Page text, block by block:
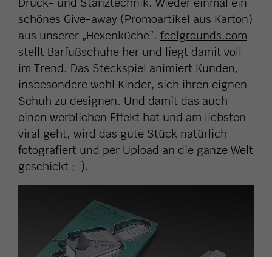
Druck- und Stanztechnik. Wieder einmal ein
schönes Give-away (Promoartikel aus Karton)
aus unserer „Hexenküche”. feelgrounds.com
stellt Barfußschuhe her und liegt damit voll
im Trend. Das Steckspiel animiert Kunden,
insbesondere wohl Kinder, sich ihren eignen
Schuh zu designen. Und damit das auch
einen werblichen Effekt hat und am liebsten
viral geht, wird das gute Stück natürlich
fotografiert und per Upload an die ganze Welt
geschickt ;-).